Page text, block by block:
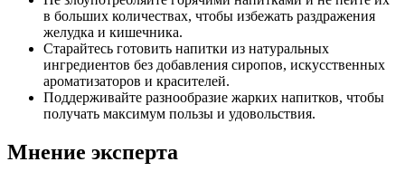
в больших количествах, чтобы избежать раздражения
желудка и кишечника.
Старайтесь готовить напитки из натуральных
ингредиентов без добавления сиропов, искусственных
ароматизаторов и красителей.
Поддерживайте разнообразие жарких напитков, чтобы
получать максимум пользы и удовольствия.
Мнение эксперта